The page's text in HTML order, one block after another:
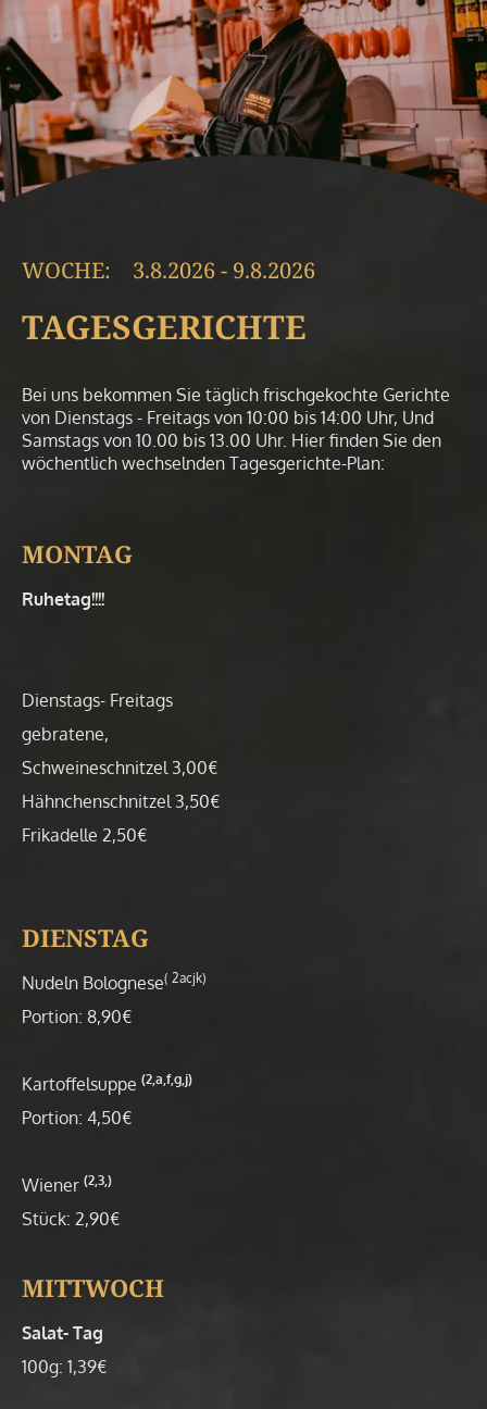
WOCHE: 3.8.2026 - 9.8.2026
TAGES­GERICHTE
Bei uns bekommen Sie täglich frischgekochte Gerichte
von Dienstags - Freitags von 10:00 bis 14:00 Uhr, Und
Samstags von 10.00 bis 13.00 Uhr. Hier finden Sie den
wöchentlich wechselnden Tagesgerichte-Plan:
MONTAG
Ruhetag!!!!
Dienstags- Freitags
gebratene,
Schweineschnitzel 3,00€
Hähnchenschnitzel 3,50€
Frikadelle 2,50€
DIENSTAG
Nudeln Bolognese( 2acjk)
Portion: 8,90€
Kartoffelsuppe (2,a,f,g,j)
Portion: 4,50€
Wiener (2,3,)
Stück: 2,90€
MITTWOCH
Salat- Tag
100g: 1,39€